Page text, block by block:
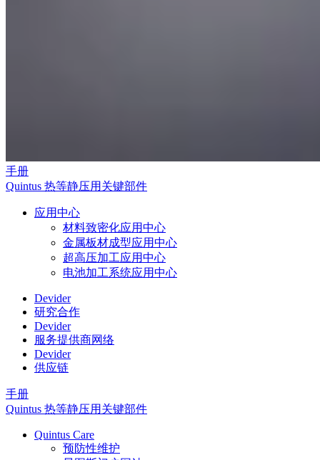
手册
Quintus 热等静压用关键部件
应用中心
材料致密化应用中心
金属板材成型应用中心
超高压加工应用中心
电池加工系统应用中心
Devider
研究合作
Devider
服务提供商网络
Devider
供应链
手册
Quintus 热等静压用关键部件
Quintus Care
预防性维护